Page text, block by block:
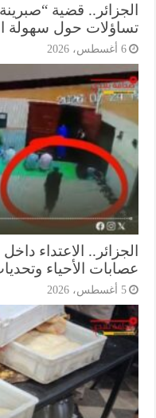
قضية “صبرينة”
حول سهولة
الاعتداء داخل
الأحياء وتحديات